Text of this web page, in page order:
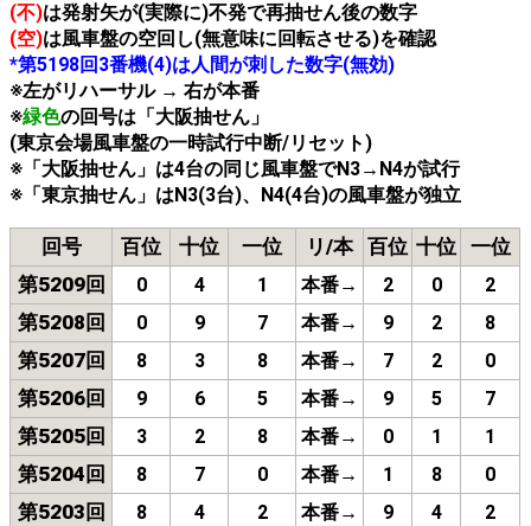
(不)は発射矢が(実際に)不発で再抽せん後の数字
(空)は風車盤の空回し(無意味に回転させる)を確認
*第5198回3番機(4)は人間が刺した数字(無効)
※左がリハーサル → 右が本番
※緑色の回号は「大阪抽せん」
(東京会場風車盤の一時試行中断/リセット)
※「大阪抽せん」は4台の同じ風車盤でN3→N4が試行
※「東京抽せん」はN3(3台)、N4(4台)の風車盤が独立
回号 百位 十位 一位 リ/本 百位 十位 一位
第5209回
0 4 1 本番→ 2 0 2
第5208回 0 9 7 本番→ 9 2 8
第5207回 8 3 8 本番→ 7 2 0
第5206回 9 6 5 本番→ 9 5 7
第5205回 3 2 8 本番→ 0 1 1
第5204回 8 7 0 本番→ 1 8 0
第5203回 8 4 2 本番→ 9 4 2